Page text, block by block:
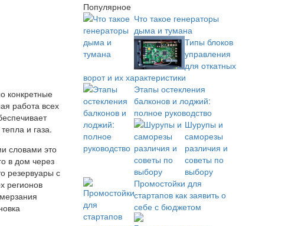
конкретные
работа всех
и газа.
словами это
в дом через
резервуары с
регионов
Популярное
Что такое генераторы
дыма и тумана
Типы блоков
управления
для откатных
ворот и их характеристики
Этапы остекления
балконов и лоджий:
полное руководство
Шурупы и
саморезы
различия и
советы по
выбору
Промостойки для
стартапов как заявить о
себе с бюджетом